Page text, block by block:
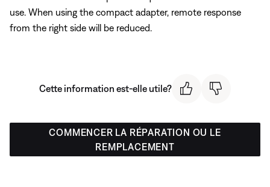
use. When using the compact adapter, remote response
from the right side will be reduced.
Cette information est-elle utile?
COMMENCER LA RÉPARATION OU LE
REMPLACEMENT